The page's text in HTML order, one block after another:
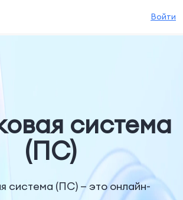
Войти
система
(ПС)
система (ПС) — это онлайн-